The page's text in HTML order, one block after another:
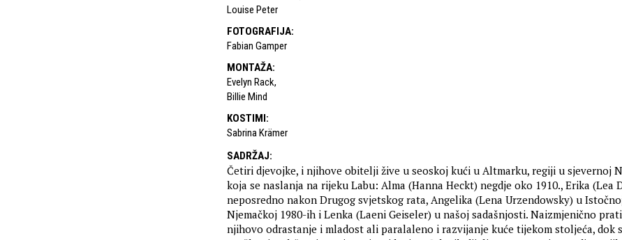
Louise Peter
FOTOGRAFIJA:
Fabian Gamper
MONTAŽA:
Evelyn Rack,
Billie Mind
KOSTIMI:
Sabrina Krämer
SADRŽAJ:
Četiri djevojke, i njihove obitelji žive u seoskoj kući u Altmarku, regiji u sjevernoj
koja se naslanja na rijeku Labu: Alma (Hanna Heckt) negdje oko 1910., Erika (Lea
neposredno nakon Drugog svjetskog rata, Angelika (Lena Urzendowsky) u
Njemačkoj 1980-ih i Lenka (Laeni Geiseler) u našoj sadašnjosti. Naizmjenično
njihovo odrastanje i mladost ali paralaleno i razvijanje kuće tijekom stoljeća, dok